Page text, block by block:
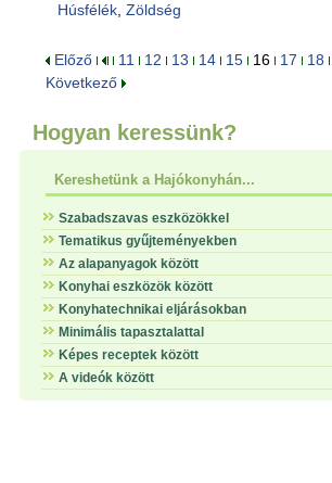
Húsfélék, Zöldség
Előző 11 12 13 14 15 16 17 18
Következő
Hogyan keressünk?
Kereshetünk a Hajókonyhán...
Szabadszavas eszközökkel
Tematikus gyűjteményekben
Az alapanyagok között
Konyhai eszközök között
Konyhatechnikai eljárásokban
Minimális tapasztalattal
Képes receptek között
A videók között